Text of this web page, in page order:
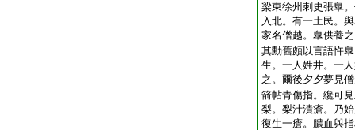
梁東徐州刺史張臯
入北。有一土民。
家名僧越。臯供養
其勳舊頗以言語忤
生。一人姓井。一
之。爾後夕夕夢見
箭帖青傷指。纔可
梨。梨汁漬瘡。乃
復生一瘡。膿血與